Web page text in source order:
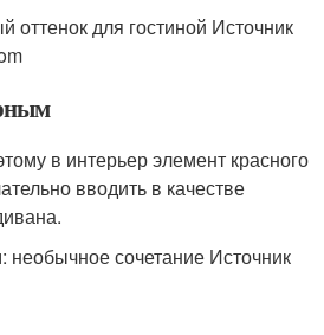
для гостиной Источник
в интерьер элемент красного
вводить в качестве
сочетание Источник